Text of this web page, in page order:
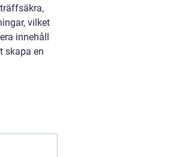
vilket
innehåll
skapa en